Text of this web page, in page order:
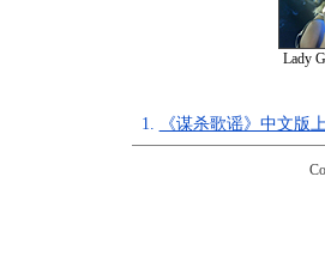
Lady
1. 《谋杀歌谣》中文版